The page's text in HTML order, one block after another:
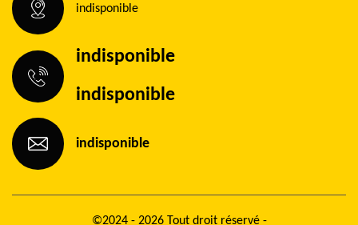
indisponible
indisponible
indisponible
indisponible
©2024 - 2026 Tout droit réservé -